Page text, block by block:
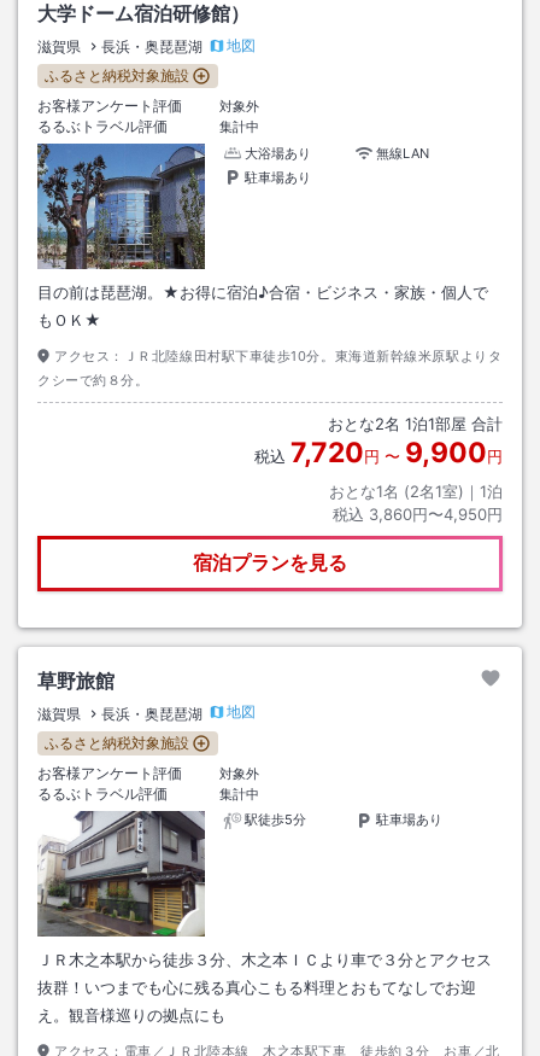
大学ドーム宿泊研修館）
滋賀県 長浜・奥琵琶湖
地図
ふるさと納税対象施設
お客様アンケート評価
対象外
るるぶトラベル評価
集計中
大浴場あり
無線LAN
駐車場あり
目の前は琵琶湖。★お得に宿泊♪合宿・ビジネス・家族・個人で
もＯＫ★
アクセス：
ＪＲ北陸線田村駅下車徒歩10分。東海道新幹線米原駅よりタ
クシーで約８分。
おとな2名 1泊1部屋 合計
税込 7,720円 〜 9,900円
おとな1名 (2名1室)｜ 1泊
税込 3,860円〜4,950円
宿泊プランを見る
草野旅館
滋賀県 長浜・奥琵琶湖
地図
ふるさと納税対象施設
お客様アンケート評価
対象外
るるぶトラベル評価
集計中
駅徒歩5分
駐車場あり
ＪＲ木之本駅から徒歩３分、木之本ＩＣより車で３分とアクセス
抜群！いつまでも心に残る真心こもる料理とおもてなしでお迎
え。観音様巡りの拠点にも
アクセス： 電車／ＪＲ北陸本線 木之本駅下車 徒歩約３分 お車／北